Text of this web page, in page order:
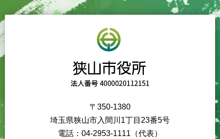
〒350-1380
埼玉県狭山市入間川1丁目23番5号
電話：04-2953-1111（代表）